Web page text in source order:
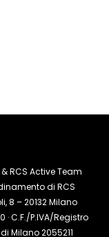
RCS Active Team
di RCS
8 – 20132 Milano
C.F./P.IVA/Registro
Milano 2055211